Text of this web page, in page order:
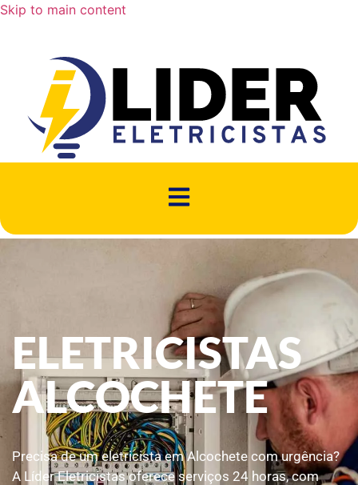
Skip to main content
ELETRICISTAS
ALCOCHETE
Precisa de um eletricista em Alcochete com urgência?
A Líder Eletricistas oferece serviços 24 horas, com